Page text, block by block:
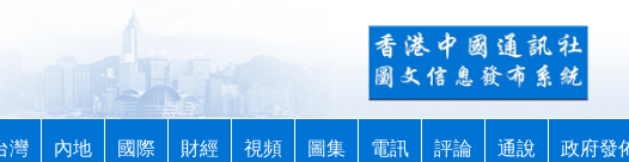
灣 內地 國際 財經 視頻 圖集 電訊 評論 通說 政府發